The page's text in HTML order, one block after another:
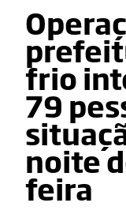
frio
79
noite
feira